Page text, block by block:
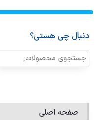
دنبال چی هستی؟
صفحه اصلی